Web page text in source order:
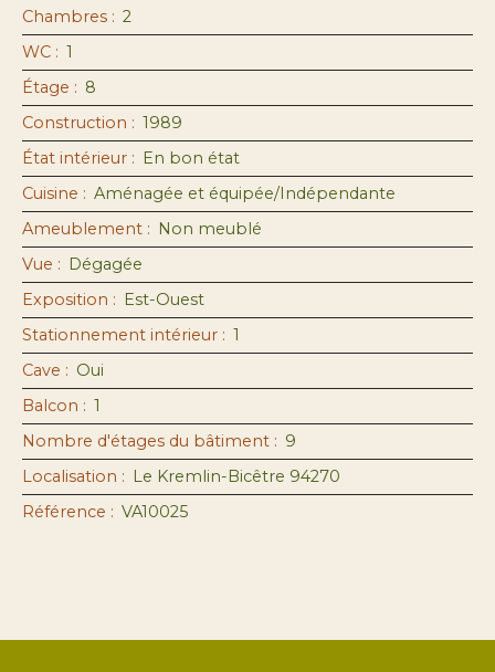
Chambres : 2
WC : 1
Étage : 8
Construction : 1989
État intérieur : En bon état
Cuisine : Aménagée et équipée/Indépendante
Ameublement : Non meublé
Vue : Dégagée
Exposition : Est-Ouest
Stationnement intérieur : 1
Cave : Oui
Balcon : 1
Nombre d'étages du bâtiment : 9
Localisation : Le Kremlin-Bicêtre 94270
Référence : VA10025